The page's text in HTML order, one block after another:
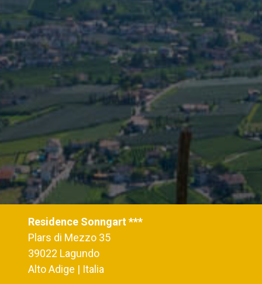
Residence Sonngart ***
Plars di Mezzo 35
39022 Lagundo
Alto Adige | Italia